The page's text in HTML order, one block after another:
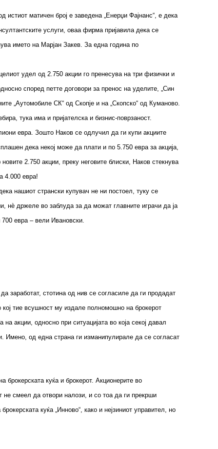
истиот матичен број е заведена „Енерџи Фајнанс“, е дека
услуги, оваа фирма пријавила дека се
името на Марјан Закев. За една година по
удел од 2.750 акции го пренесува на три физички и
според петте договори за пренос на уделите, „Син
„Аутомобиле СК“ од Скопје и на „Скопско“ од Куманово.
тука има и пријателска и бизнис-поврзаност.
евра. Зошто Наков се одлучил да ги купи акциите
дека некој може да плати и по 5.750 евра за акција,
2.750 акции, преку неговите блиски, Наков стекнува
4.000 евра!
нашиот странски купувач не ни постоел, туку се
нѐ држеле во заблуда за да можат главните играчи да ја
700 евра – вели Ивановски.
заработат, стотина од нив се согласиле да ги продадат
кој тие всушност му издале полномошно на брокерот
акции, односно при ситуацијата во која секој давал
Имено, од една страна ги изманипулирале да се согласат
брокерската куќа и брокерот. Акционерите во
не смеел да отвори налози, и со тоа да ги прекрши
куќа „Инново“, како и нејзиниот управител, но